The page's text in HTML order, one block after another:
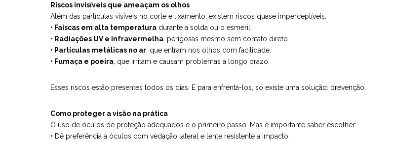
Riscos invisíveis que ameaçam os olhos
Além das partículas visíveis no corte e lixamento, existem riscos quase imperceptíveis:
• Faíscas em alta temperatura durante a solda ou o esmeril.
• Radiações UV e infravermelha , perigosas mesmo sem contato direto.
• Partículas metálicas no ar , que entram nos olhos com facilidade.
• Fumaça e poeira , que irritam e causam problemas a longo prazo.
Esses riscos estão presentes todos os dias. E para enfrentá-los, só existe uma solução: prevenção.
Como proteger a visão na prática
O uso de óculos de proteção adequados é o primeiro passo. Mas é importante saber escolher:
• Dê preferência a óculos com vedação lateral e lente resistente a impacto.